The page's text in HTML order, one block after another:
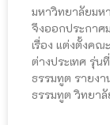
มหาวิทยาลัย
จึงออกประกาศ
เรื่อง แต่งตั้งคณ
ต่างประเทศ รุ่
ธรรมทูต รายง
ธรรมทูต วิทยา